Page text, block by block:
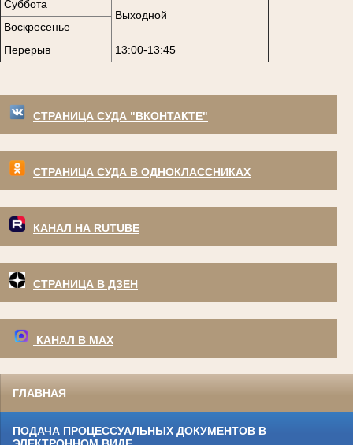
Суббота
Выходной
Воскресенье
Перерыв
13:00-13:45
СТРАНИЦА СУДА "ВКОНТАКТЕ"
СТРАНИЦА СУДА В ОДНОКЛАССНИКАХ
КАНАЛ НА RUTUBE
СТРАНИЦА В ДЗЕН
КАНАЛ В МАХ
ГЛАВНАЯ
ПОДАЧА ПРОЦЕССУАЛЬНЫХ ДОКУМЕНТОВ В